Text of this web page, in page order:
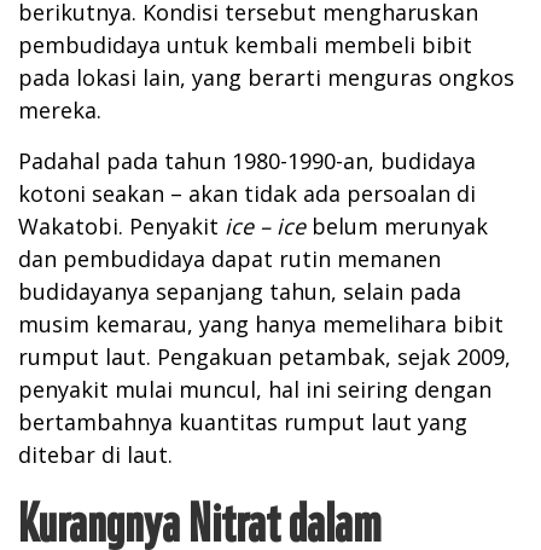
berikutnya. Kondisi tersebut mengharuskan
pembudidaya untuk kembali membeli bibit
pada lokasi lain, yang berarti menguras ongkos
mereka.
Padahal pada tahun 1980-1990-an, budidaya
kotoni seakan – akan tidak ada persoalan di
Wakatobi. Penyakit ice – icebelum merunyak
dan pembudidaya dapat rutin memanen
budidayanya sepanjang tahun, selain pada
musim kemarau, yang hanya memelihara bibit
rumput laut. Pengakuan petambak, sejak 2009,
penyakit mulai muncul, hal ini seiring dengan
bertambahnya kuantitas rumput laut yang
ditebar di laut.
Kurangnya Nitrat dalam